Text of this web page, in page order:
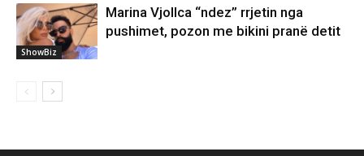
ShowBiz
Marina Vjollca “ndez” rrjetin nga
pushimet, pozon me bikini pranë detit